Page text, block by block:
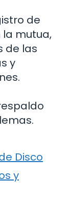
de
mutua,
de las
y
Disco
y